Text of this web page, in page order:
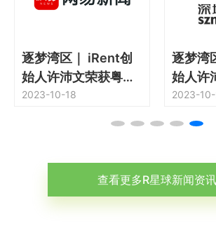
逐梦湾区｜ iRent创
始人许沛文荣获粤港
澳大湾区杰出青年企
2023-10-18
逐梦湾
始人许
澳大湾
2023-
查看更多R星球新闻资讯